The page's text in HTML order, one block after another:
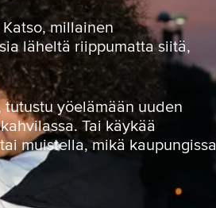
millainen
läheltä riippumatta siitä,
tutustu yöelämään uuden
Tai käykää
muistella, mikä kaupungissa